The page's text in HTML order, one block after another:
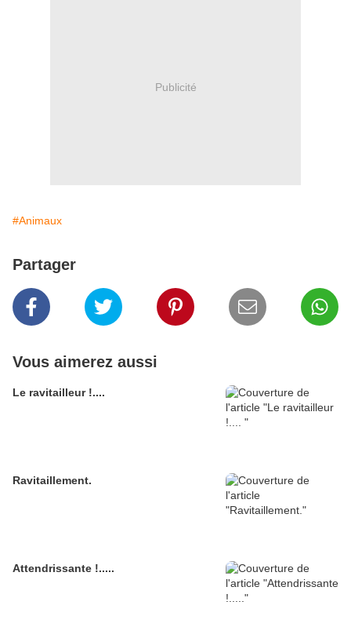
Publicité
#Animaux
Partager
Vous aimerez aussi
Le ravitailleur !....
Ravitaillement.
Attendrissante !.....